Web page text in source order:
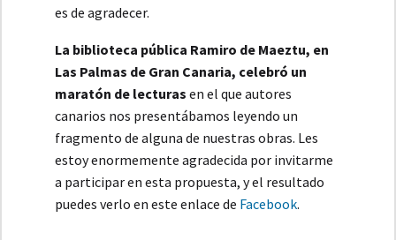
es de agradecer.
La biblioteca pública Ramiro de Maeztu, en
Las Palmas de Gran Canaria, celebró un
maratón de lecturas en el que autores
canarios nos presentábamos leyendo un
fragmento de alguna de nuestras obras. Les
estoy enormemente agradecida por invitarme
a participar en esta propuesta, y el resultado
puedes verlo en este enlace de Facebook.